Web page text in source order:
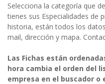
Selecciona la categoría que
tienes sus Especialidades de
historia, están todos los
mail, dirección y mapa.
Las Fichas están
hora cambia el orden del
empresa en el buscador o